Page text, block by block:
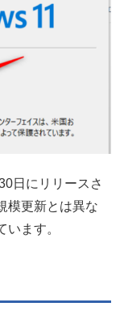
日にリリースさ
模更新とは異な
ます。